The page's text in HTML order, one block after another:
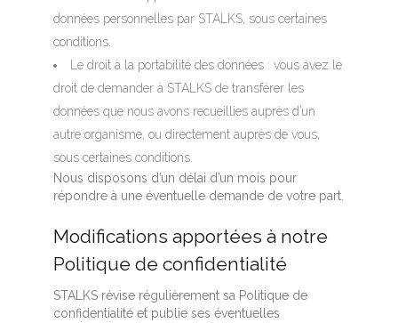
données personnelles par STALKS, sous certaines
conditions.
Le droit à la portabilité des données : vous avez le
droit de demander à STALKS de transférer les
données que nous avons recueillies auprès d’un
autre organisme, ou directement auprès de vous,
sous certaines conditions.
Nous disposons d’un délai d’un mois pour
répondre à une éventuelle demande de votre part.
Modifications apportées à notre
Politique de confidentialité
STALKS révise régulièrement sa Politique de
confidentialité et publie ses éventuelles